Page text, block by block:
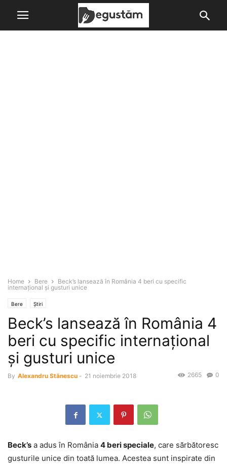
Home Bere
Beck’s lansează în România 4 beri cu specific
internaţional şi gusturi unice
Bere Știri
Beck’s lansează în România 4
beri cu specific internaţional
şi gusturi unice
By Alexandru Stănescu - 21 noiembrie 2018 0
2665
Beck’s a adus în România 4 beri speciale, care sărbătoresc
gusturile unice din toată lumea. Acestea sunt inspirate din